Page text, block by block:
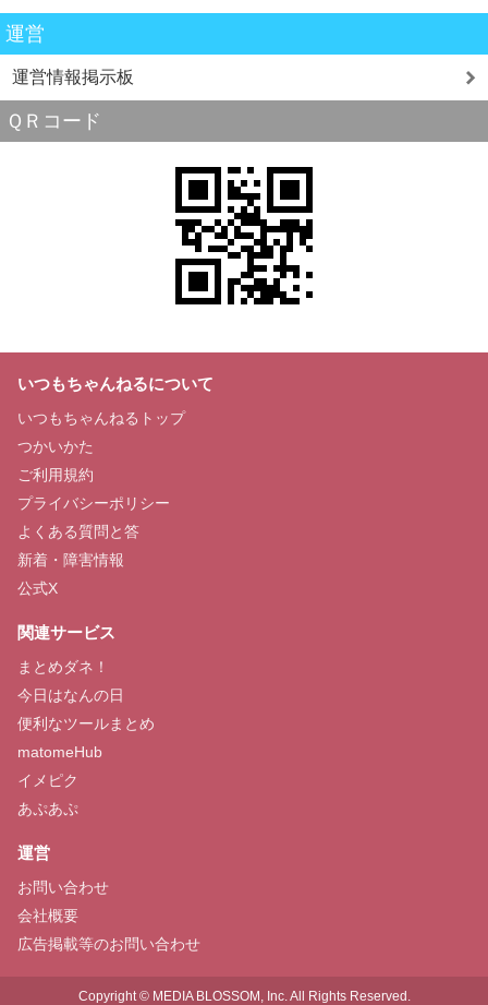
運営
運営情報掲示板
ＱＲコード
いつもちゃんねるについて
いつもちゃんねるトップ
つかいかた
ご利用規約
プライバシーポリシー
よくある質問と答
新着・障害情報
公式X
関連サービス
まとめダネ！
今日はなんの日
便利なツールまとめ
matomeHub
イメピク
あぷあぷ
運営
お問い合わせ
会社概要
広告掲載等のお問い合わせ
Copyright © MEDIA BLOSSOM, Inc. All Rights Reserved.